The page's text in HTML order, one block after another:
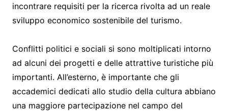
incontrare requisiti per la ricerca rivolta ad un reale
sviluppo economico sostenibile del turismo.
Conflitti politici e sociali si sono moltiplicati intorno
ad alcuni dei progetti e delle attrattive turistiche più
importanti. All’esterno, è importante che gli
accademici dedicati allo studio della cultura abbiano
una maggiore partecipazione nel campo del